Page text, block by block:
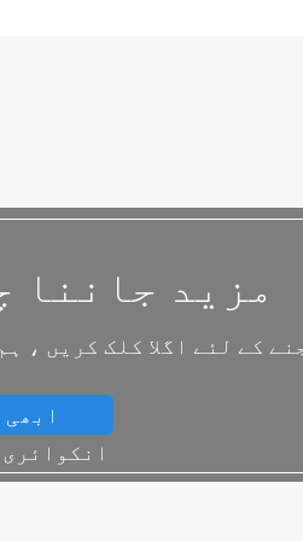
مزید جاننا
کلک کریں ، ہم 24 گھنٹوں کے اندر آپ کی خدمت کریں
ابھی
انکوائری